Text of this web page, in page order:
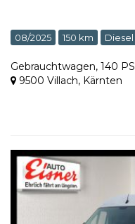
08/2025 150 km Diesel
Gebrauchtwagen, 140 PS
9500 Villach, Kärnten